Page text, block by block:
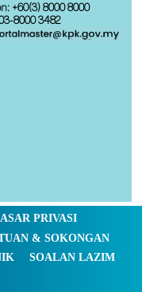
+60(3) 8000 8000
8000 3482
PRIVASI
& SOKONGAN
SOALAN LAZIM